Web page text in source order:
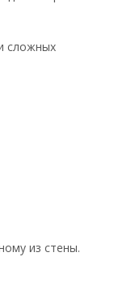
сложных
из стены.